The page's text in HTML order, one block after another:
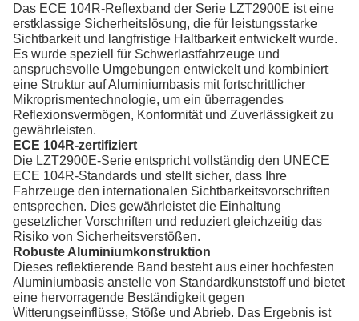
Das ECE 104R-Reflexband der Serie LZT2900E ist eine
erstklassige Sicherheitslösung, die für leistungsstarke
Sichtbarkeit und langfristige Haltbarkeit entwickelt wurde.
Es wurde speziell für Schwerlastfahrzeuge und
anspruchsvolle Umgebungen entwickelt und kombiniert
eine Struktur auf Aluminiumbasis mit fortschrittlicher
Mikroprismentechnologie, um ein überragendes
Reflexionsvermögen, Konformität und Zuverlässigkeit zu
gewährleisten.
ECE 104R-zertifiziert
Die LZT2900E-Serie entspricht vollständig den UNECE
ECE 104R-Standards und stellt sicher, dass Ihre
Fahrzeuge den internationalen Sichtbarkeitsvorschriften
entsprechen. Dies gewährleistet die Einhaltung
gesetzlicher Vorschriften und reduziert gleichzeitig das
Risiko von Sicherheitsverstößen.
Robuste Aluminiumkonstruktion
Dieses reflektierende Band besteht aus einer hochfesten
Aluminiumbasis anstelle von Standardkunststoff und bietet
eine hervorragende Beständigkeit gegen
Witterungseinflüsse, Stöße und Abrieb. Das Ergebnis ist